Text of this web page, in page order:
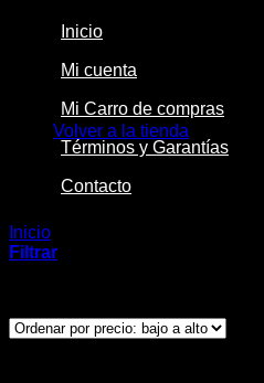
Volver a la tienda
Inicio
Mi cuenta
Mi Carro de compras
Términos y Garantías
Contacto
Inicio
Filtrar
precio: